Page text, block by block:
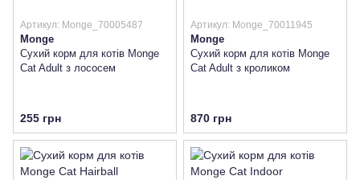
Артикул: Monge_70005487
Monge
Сухий корм для котів Monge
Cat Adult з лососем
255 грн
Артикул: Monge_70011945
Monge
Сухий корм для котів Monge
Cat Adult з кроликом
870 грн